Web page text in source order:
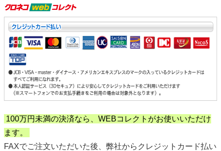
100万円未満の決済なら、WEBコレクトがお使いいただけ
ます。
FAXでご注文いただいた後、弊社からクレジットカード払い